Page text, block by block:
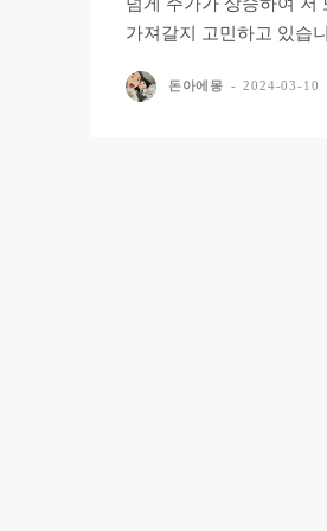
가져갈지 고민하고 있습
돈아에몽 - 2024-03-10